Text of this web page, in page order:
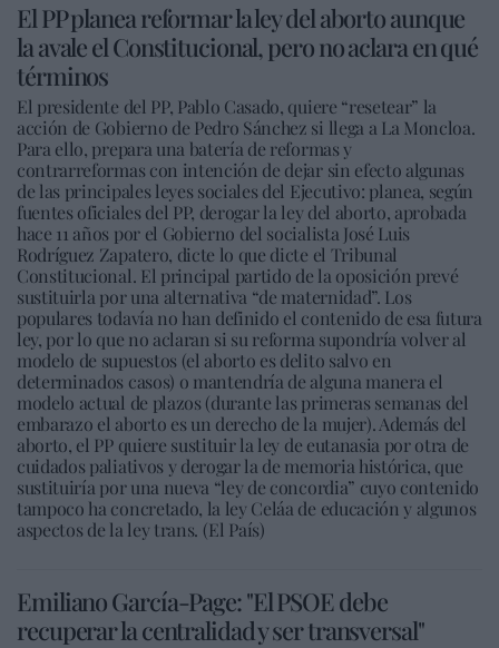
El PP planea reformar la ley del aborto aunque
la avale el Constitucional, pero no aclara en qué
términos
El presidente del PP, Pablo Casado, quiere “resetear” la
acción de Gobierno de Pedro Sánchez si llega a La Moncloa.
Para ello, prepara una batería de reformas y
contrarreformas con intención de dejar sin efecto algunas
de las principales leyes sociales del Ejecutivo: planea, según
fuentes oficiales del PP, derogar la ley del aborto, aprobada
hace 11 años por el Gobierno del socialista José Luis
Rodríguez Zapatero, dicte lo que dicte el Tribunal
Constitucional. El principal partido de la oposición prevé
sustituirla por una alternativa “de maternidad”. Los
populares todavía no han definido el contenido de esa futura
ley, por lo que no aclaran si su reforma supondría volver al
modelo de supuestos (el aborto es delito salvo en
determinados casos) o mantendría de alguna manera el
modelo actual de plazos (durante las primeras semanas del
embarazo el aborto es un derecho de la mujer). Además del
aborto, el PP quiere sustituir la ley de eutanasia por otra de
cuidados paliativos y derogar la de memoria histórica, que
sustituiría por una nueva “ley de concordia” cuyo contenido
tampoco ha concretado, la ley Celáa de educación y algunos
aspectos de la ley trans. (El País)
Emiliano García-Page: "El PSOE debe
recuperar la centralidad y ser transversal"